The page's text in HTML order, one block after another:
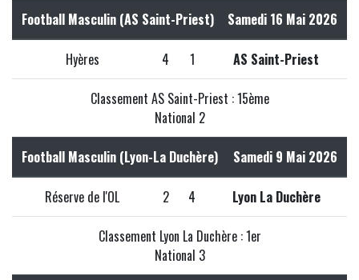
Football Masculin (AS Saint-Priest) Samedi 16 Mai 2026
Hyères 4 1 AS Saint-Priest
Classement AS Saint-Priest : 15ème
National 2
Football Masculin (Lyon-La Duchère) Samedi 9 Mai 2026
Réserve de l'OL 2 4 Lyon La Duchère
Classement Lyon La Duchère : 1er
National 3